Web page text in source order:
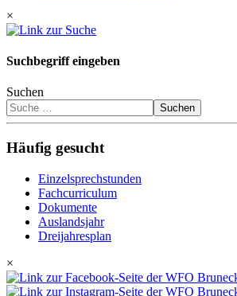
×
Suchbegriff eingeben
Suchen
Suchen
Häufig gesucht
Einzelsprechstunden
Fachcurriculum
Dokumente
Auslandsjahr
Dreijahresplan
×